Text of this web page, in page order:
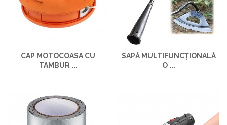
CAP MOTOCOASA CU
TAMBUR ...
SAPĂ MULTIFUNCȚIONALĂ
O ...